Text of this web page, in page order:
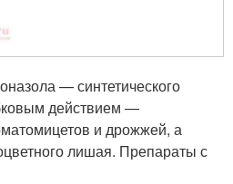
— синтетического
действием —
и дрожжей, а
лишая. Препараты с